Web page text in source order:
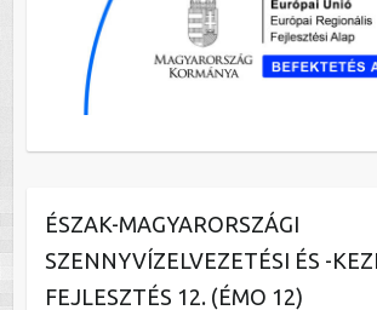
ÉSZAK-MAGYARORSZÁGI
SZENNYVÍZELVEZETÉSI ÉS -
FEJLESZTÉS 12. (ÉMO 12)